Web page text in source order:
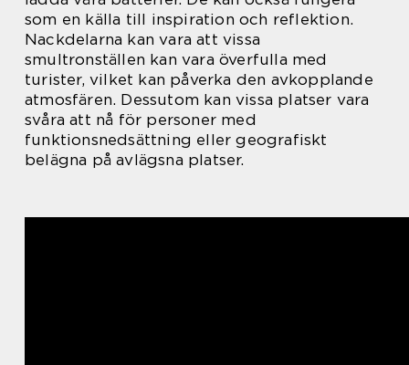
som en källa till inspiration och reflektion.
Nackdelarna kan vara att vissa
smultronställen kan vara överfulla med
turister, vilket kan påverka den avkopplande
atmosfären. Dessutom kan vissa platser vara
svåra att nå för personer med
funktionsnedsättning eller geografiskt
belägna på avlägsna platser.